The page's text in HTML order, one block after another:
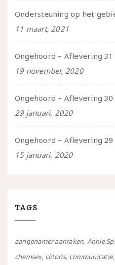
11 maart, 2021
19 november, 2020
29 januari, 2020
Ongehoord – Aflevering
15 januari, 2020
TAGS
aangenamer aanraken Annie
chemsex clitoris communicatie